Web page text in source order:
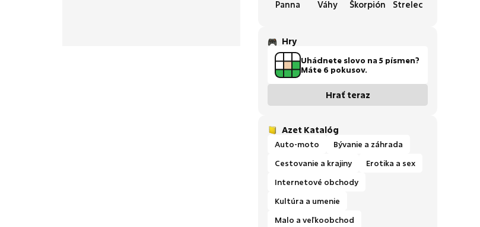
Panna Váhy Škorpión Strelec
Hry
Uhádnete slovo na 5 písmen?
Máte 6 pokusov.
Hrať teraz
Azet Katalóg
Auto-moto
Bývanie a záhrada
Cestovanie a krajiny
Erotika a sex
Internetové obchody
Kultúra a umenie
Malo a veľkoobchod